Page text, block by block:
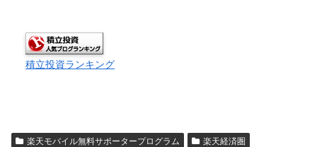
積立投資ランキング
楽天モバイル無料サポータープログラム 楽天経済圏